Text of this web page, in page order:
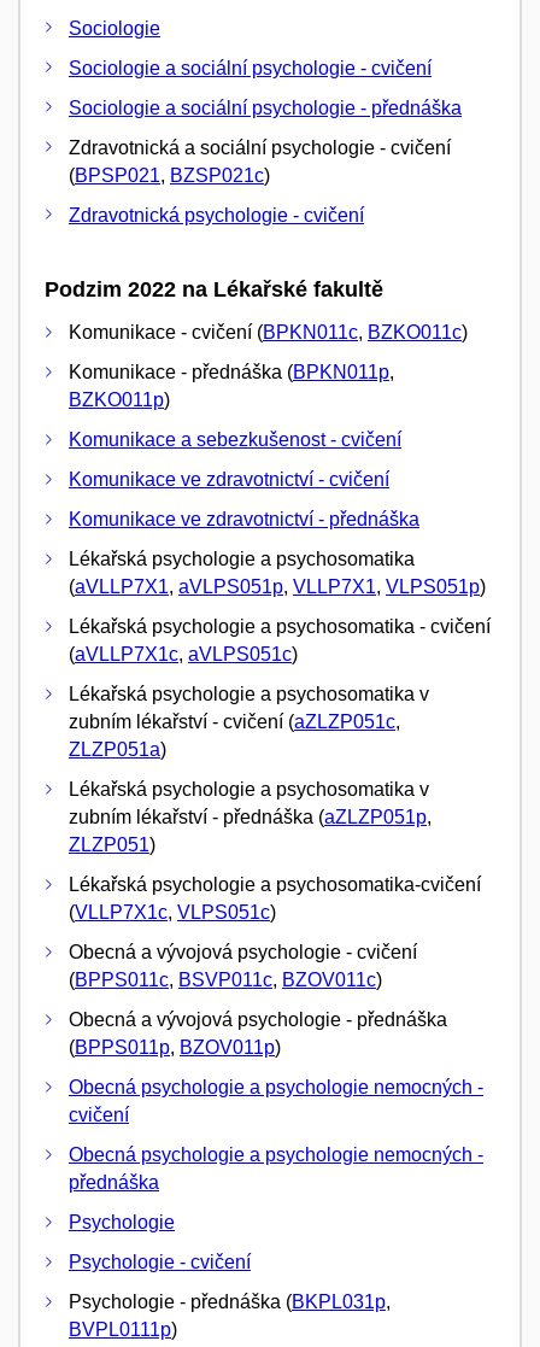
Sociologie
Sociologie a sociální psychologie - cvičení
Sociologie a sociální psychologie - přednáška
Zdravotnická a sociální psychologie - cvičení
(BPSP021, BZSP021c)
Zdravotnická psychologie - cvičení
Podzim 2022 na Lékařské fakultě
Komunikace - cvičení (BPKN011c, BZKO011c)
Komunikace - přednáška (BPKN011p,
BZKO011p)
Komunikace a sebezkušenost - cvičení
Komunikace ve zdravotnictví - cvičení
Komunikace ve zdravotnictví - přednáška
Lékařská psychologie a psychosomatika
(aVLLP7X1, aVLPS051p, VLLP7X1, VLPS051p)
Lékařská psychologie a psychosomatika - cvičení
(aVLLP7X1c, aVLPS051c)
Lékařská psychologie a psychosomatika v
zubním lékařství - cvičení (aZLZP051c,
ZLZP051a)
Lékařská psychologie a psychosomatika v
zubním lékařství - přednáška (aZLZP051p,
ZLZP051)
Lékařská psychologie a psychosomatika-cvičení
(VLLP7X1c, VLPS051c)
Obecná a vývojová psychologie - cvičení
(BPPS011c, BSVP011c, BZOV011c)
Obecná a vývojová psychologie - přednáška
(BPPS011p, BZOV011p)
Obecná psychologie a psychologie nemocných -
cvičení
Obecná psychologie a psychologie nemocných -
přednáška
Psychologie
Psychologie - cvičení
Psychologie - přednáška (BKPL031p,
BVPL0111p)